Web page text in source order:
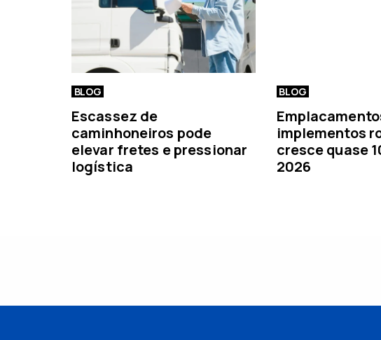
BLOG
Escassez de
caminhoneiros pode
elevar fretes e pressionar
logística
BLOG
implementos
cresce quase
2026